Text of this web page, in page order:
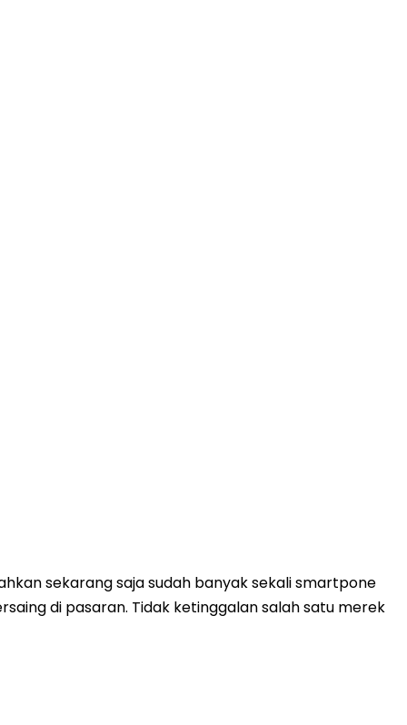
sekarang saja sudah banyak sekali smartpone
di pasaran. Tidak ketinggalan salah satu merek